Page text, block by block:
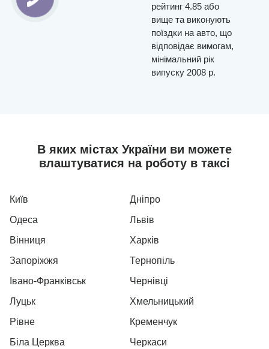
рейтинг 4.85 або
вище та виконують
поїздки на авто, що
відповідає вимогам,
мінімальний рік
випуску 2008 р.
В яких містах України ви можете
влаштуватися на роботу в таксі
Київ
Дніпро
Одеса
Львів
Вінниця
Харків
Запоріжжя
Тернопіль
Івано-Франківськ
Чернівці
Луцьк
Хмельницький
Рівне
Кременчук
Біла Церква
Черкаси